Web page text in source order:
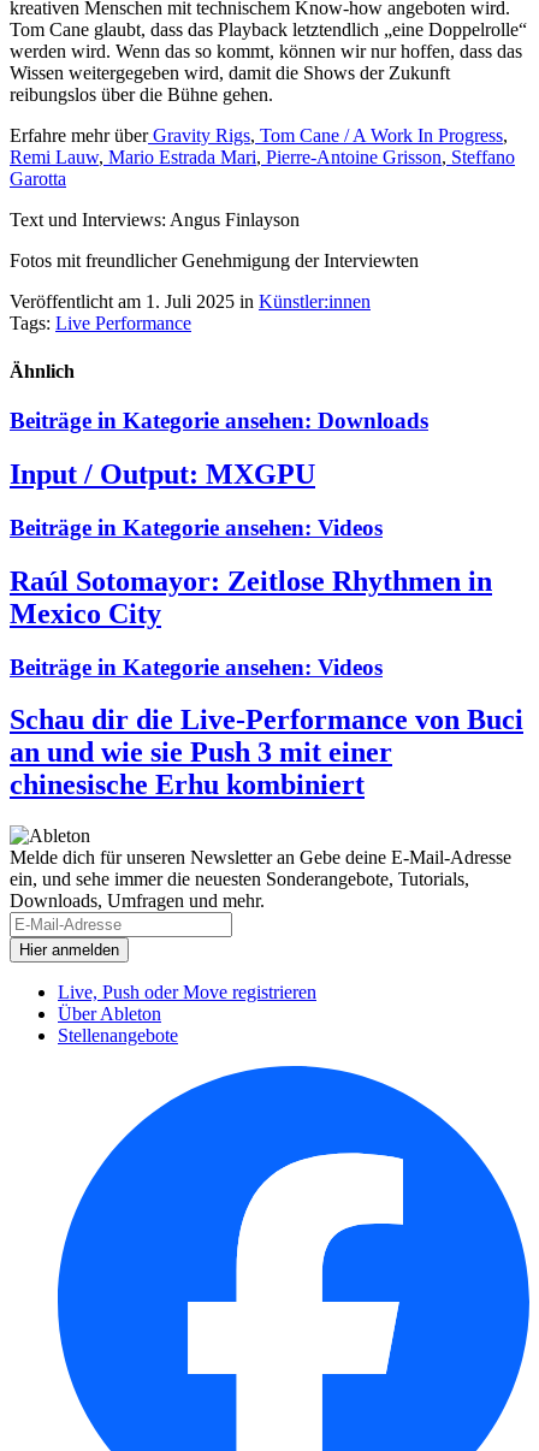
kreativen Menschen mit technischem Know-how angeboten wird.
Tom Cane glaubt, dass das Playback letztendlich „eine Doppelrolle“
werden wird. Wenn das so kommt, können wir nur hoffen, dass das
Wissen weitergegeben wird, damit die Shows der Zukunft
reibungslos über die Bühne gehen.
Erfahre mehr überGravity Rigs, Tom Cane / A Work In Progress,
Remi Lauw, Mario Estrada Mari, Pierre-Antoine Grisson, Steffano
Garotta
Text und Interviews: Angus Finlayson
Fotos mit freundlicher Genehmigung der Interviewten
Veröffentlicht am 1. Juli 2025 in Künstler:innen
Tags: Live Performance
Ähnlich
Beiträge in Kategorie ansehen: Downloads
Input / Output: MXGPU
Beiträge in Kategorie ansehen: Videos
Raúl Sotomayor: Zeitlose Rhythmen in
Mexico City
Beiträge in Kategorie ansehen: Videos
Schau dir die Live-Performance von Buci
an und wie sie Push 3 mit einer
chinesische Erhu kombiniert
Melde dich für unseren Newsletter an Gebe deine E-Mail-Adresse
ein, und sehe immer die neuesten Sonderangebote, Tutorials,
Downloads, Umfragen und mehr.
Live, Push oder Move registrieren
Über Ableton
Stellenangebote